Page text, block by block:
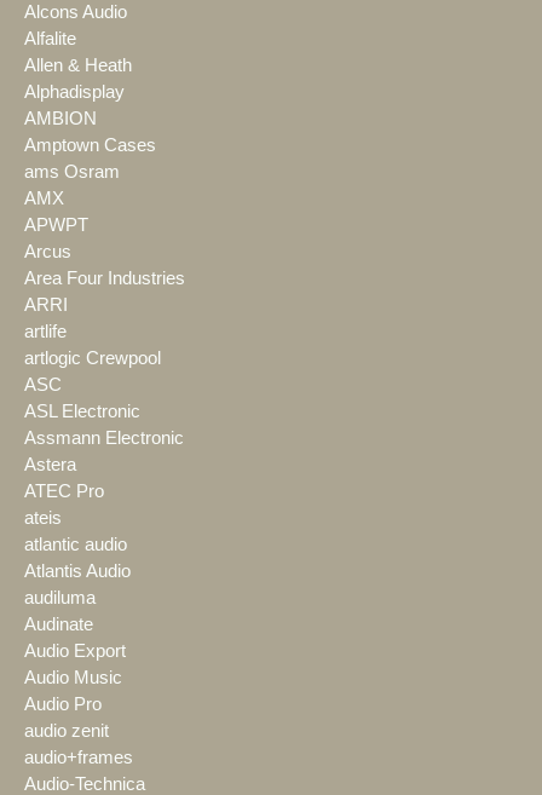
Alcons Audio
Alfalite
Allen & Heath
Alphadisplay
AMBION
Amptown Cases
ams Osram
AMX
APWPT
Arcus
Area Four Industries
ARRI
artlife
artlogic Crewpool
ASC
ASL Electronic
Assmann Electronic
Astera
ATEC Pro
ateis
atlantic audio
Atlantis Audio
audiluma
Audinate
Audio Export
Audio Music
Audio Pro
audio zenit
audio+frames
Audio-Technica